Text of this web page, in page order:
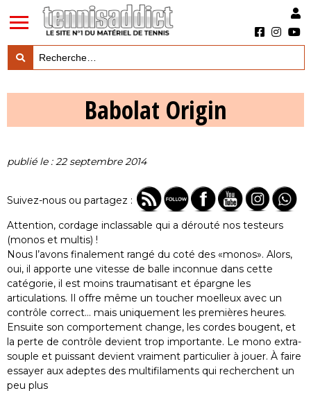
LES ACTUS MARQUES & PRODUITS
LES GUIDES DU MATERIEL
Babolat Origin
publié le : 22 septembre 2014
Suivez-nous ou partagez :
Attention, cordage inclassable qui a dérouté nos testeurs
(monos et multis) !
Nous l’avons finalement rangé du coté des «monos». Alors,
oui, il apporte une vitesse de balle inconnue dans cette
catégorie, il est moins traumatisant et épargne les
articulations. Il offre même un toucher moelleux avec un
contrôle correct… mais uniquement les premières heures.
Ensuite son comportement change, les cordes bougent, et
la perte de contrôle devient trop importante. Le mono extra-
souple et puissant devient vraiment particulier à jouer. À faire
essayer aux adeptes des multifilaments qui recherchent un
peu plus